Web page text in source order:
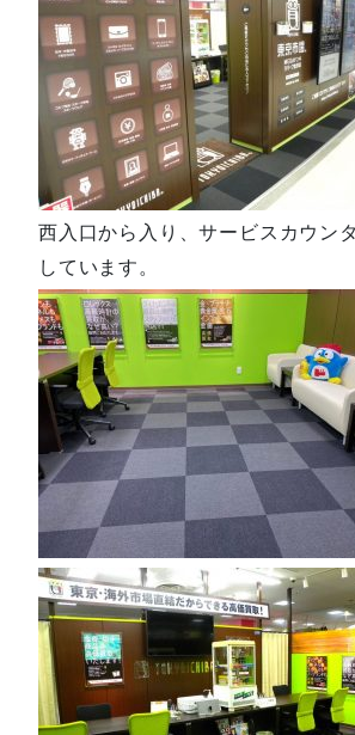
西入口から入り、サービスカウン
しています。